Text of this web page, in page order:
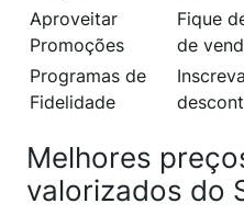
Aproveitar
Promoções
Fique
de
Programas de
Fidelidade
Melhores
valorizados do